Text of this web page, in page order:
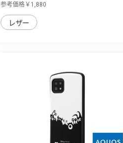
参考価格￥1,880
レザー